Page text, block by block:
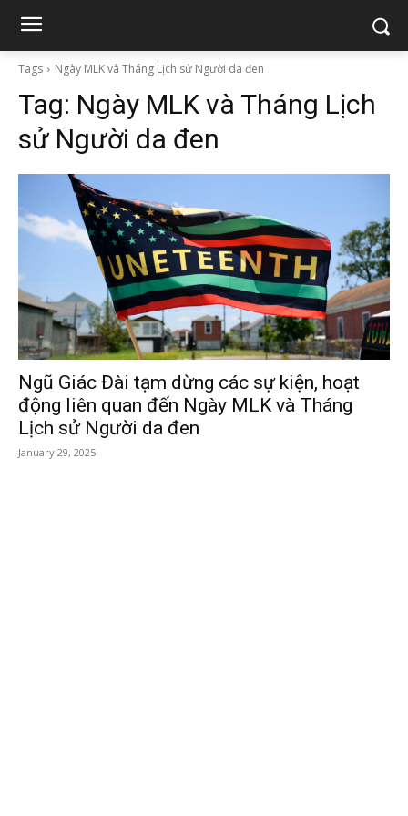
Tags Ngày MLK và Tháng Lịch sử Người da đen
Tag: Ngày MLK và Tháng Lịch
sử Người da đen
Ngũ Giác Đài tạm dừng các sự kiện, hoạt
động liên quan đến Ngày MLK và Tháng
Lịch sử Người da đen
January 29, 2025